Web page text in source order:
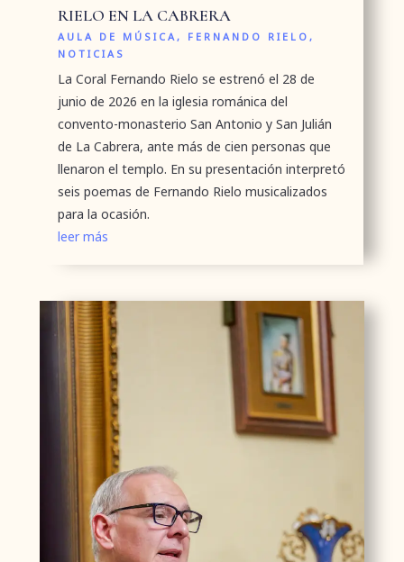
RIELO EN LA CABRERA
AULA DE MÚSICA, FERNANDO RIELO,
NOTICIAS
La Coral Fernando Rielo se estrenó el 28 de
junio de 2026 en la iglesia románica del
convento-monasterio San Antonio y San Julián
de La Cabrera, ante más de cien personas que
llenaron el templo. En su presentación interpretó
seis poemas de Fernando Rielo musicalizados
para la ocasión.
leer más